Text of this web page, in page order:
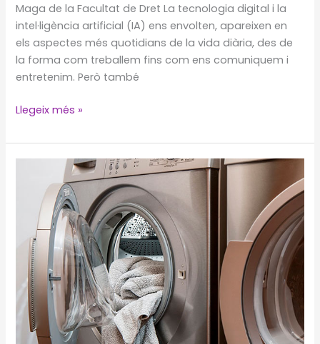
Maga de la Facultat de Dret La tecnologia digital i la
intel·ligència artificial (IA) ens envolten, apareixen en
els aspectes més quotidians de la vida diària, des de
la forma com treballem fins com ens comuniquem i
entretenim. Però també
Jornada
Dia
de
març.
Connectades
desiguals
Llegeix més »